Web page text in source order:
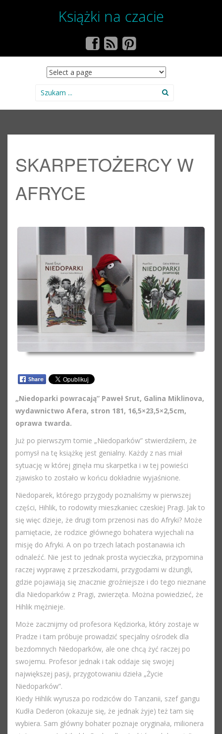
Książki na czacie
SKIP TO CONTENT
Search for:
SKARPETOŻERCY W
AFRYCE
„Niedoparki powracają” Paweł Srut, Galina Miklinova,
wydawnictwo Afera, stron 181, 16,5×23,5×2,5cm,
oprawa twarda.
Już po pierwszym tomie „Niedoparków” stwierdziłem, że
pomysł na tę książkę jest genialny. Każdy z nas miał
sytuację w której ginęła mu skarpetka i w tej powieści
zjawisko to zostało w końcu dokładnie wyjaśnione.
Niedoparek, którego przygody poznaliśmy w pierwszej
części, Hihlik, to rodowity mieszkaniec czeskiej Pragi. Jak to
się więc dzieje, że drugi tom przenosi nas do Afryki? Może
pamiętacie, że rodzice głównego bohatera wyjechali na
misję do Afryki. A on po trzech latach postanawia ich
odnaleźć. Nie jest to jednak prosta wycieczka, przypomina
raczej wyprawę z przeszkodami, przygodami w dżungli,
gdzie pojawiają się znacznie groźniejsze i do tego nieznane
dla Niedoparków z Pragi, zwierzęta. Można powiedzieć, że
Hihlik mężnieje.
Może zacznijmy od profesora Kędziorka, który zostaje w
Pradze i tam próbuje prowadzić specjalny ośrodek dla
bezdomnych Niedoparków, ale one chcą żyć raczej po
swojemu. Profesor jednak i tak oddaje się swojej
największej pasji, przygotowaniu dzieła „Życie
Niedoparków”.
Kiedy Hihlik wyrusza po rodziców do Tanzanii, szef gangu
Kudła Dederon (okazuje się, że jednak żyje) też tam się
wybiera. Sam główny bohater poznaje oryginała, milionera